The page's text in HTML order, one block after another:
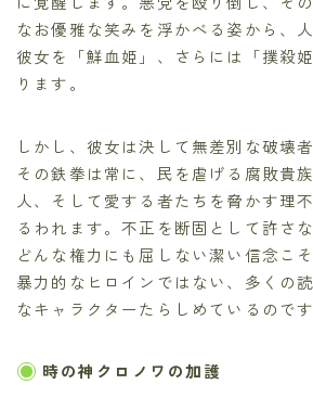
なお優雅な笑みを浮かべる姿から、
彼女を「鮮血姫」、さらには「撲殺
ります。
しかし、彼女は決して無差別な破壊
その鉄拳は常に、民を虐げる腐敗貴
人、そして愛する者たちを脅かす理
るわれます。不正を断固として許さ
どんな権力にも屈しない潔い信念こ
暴力的なヒロインではない、多くの
なキャラクターたらしめているのです
時の神クロノワの加護